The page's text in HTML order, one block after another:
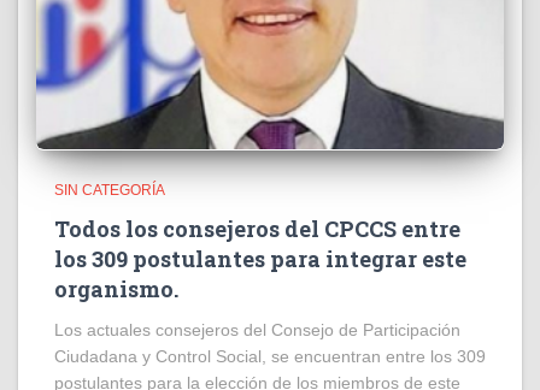
SIN CATEGORÍA
Todos los consejeros del CPCCS entre
los 309 postulantes para integrar este
organismo.
Los actuales consejeros del Consejo de Participación
Ciudadana y Control Social, se encuentran entre los 309
postulantes para la elección de los miembros de este